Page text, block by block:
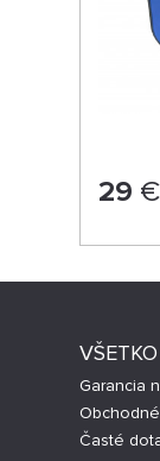
29 €
Garancia
Obchodné
Časté